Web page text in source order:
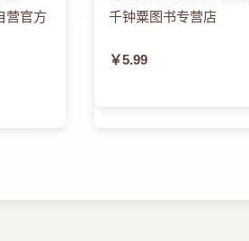
营官方
千钟粟图书专营店
￥5.99